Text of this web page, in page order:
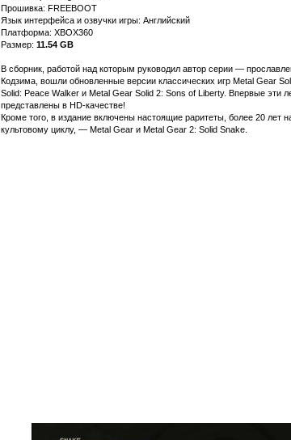
Прошивка: FREEBOOT
Язык интерфейса и озвучки игры: Английский
Платформа: XBOX360
Размер: 11.54 GB
В сборник, работой над которым руководил автор серии —
Кодзима, вошли обновленные версии классических игр Metal Gear
Solid: Peace Walker и Metal Gear Solid 2: Sons of Liberty. Впервые эти
представлены в HD-качестве!
Кроме того, в издание включены настоящие раритеты, более 20 лет
культовому циклу, — Metal Gear и Metal Gear 2: Solid Snake.